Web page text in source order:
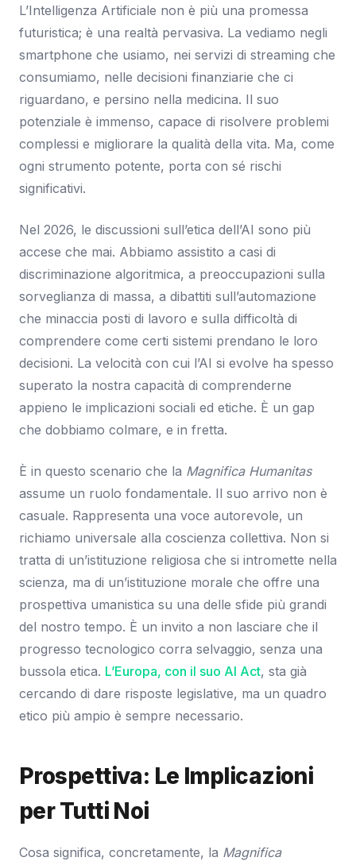
L’Intelligenza Artificiale non è più una promessa
futuristica; è una realtà pervasiva. La vediamo negli
smartphone che usiamo, nei servizi di streaming che
consumiamo, nelle decisioni finanziarie che ci
riguardano, e persino nella medicina. Il suo
potenziale è immenso, capace di risolvere problemi
complessi e migliorare la qualità della vita. Ma, come
ogni strumento potente, porta con sé rischi
significativi.
Nel 2026, le discussioni sull’etica dell’AI sono più
accese che mai. Abbiamo assistito a casi di
discriminazione algoritmica, a preoccupazioni sulla
sorveglianza di massa, a dibattiti sull’automazione
che minaccia posti di lavoro e sulla difficoltà di
comprendere come certi sistemi prendano le loro
decisioni. La velocità con cui l’AI si evolve ha spesso
superato la nostra capacità di comprenderne
appieno le implicazioni sociali ed etiche. È un gap
che dobbiamo colmare, e in fretta.
È in questo scenario che la Magnifica Humanitas
assume un ruolo fondamentale. Il suo arrivo non è
casuale. Rappresenta una voce autorevole, un
richiamo universale alla coscienza collettiva. Non si
tratta di un’istituzione religiosa che si intromette nella
scienza, ma di un’istituzione morale che offre una
prospettiva umanistica su una delle sfide più grandi
del nostro tempo. È un invito a non lasciare che il
progresso tecnologico corra selvaggio, senza una
bussola etica. L’Europa, con il suo AI Act, sta già
cercando di dare risposte legislative, ma un quadro
etico più ampio è sempre necessario.
Prospettiva: Le Implicazioni
per Tutti Noi
Cosa significa, concretamente, la Magnifica